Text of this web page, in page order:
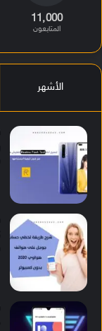
11٬000
المتابعون
الأشهر